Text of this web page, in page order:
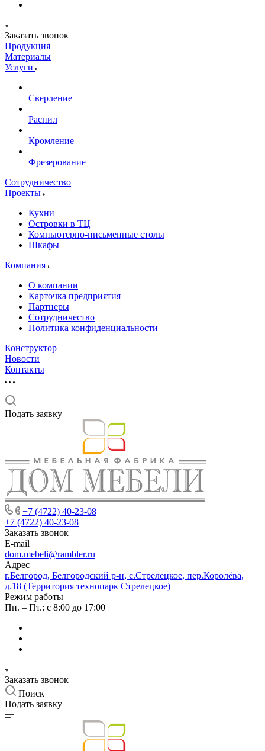
Заказать звонок
Продукция
Материалы
Услуги
Сверление
Распил
Кромление
Фрезерование
Сотрудничество
Проекты
Кухни
Островки в ТЦ
Компьютерно-письменные столы
Шкафы
Компания
О компании
Карточка предприятия
Партнеры
Сотрудничество
Политика конфиденциальности
Конструктор
Новости
Контакты
Подать заявку
+7 (4722) 40-23-08
+7 (4722) 40-23-08
Заказать звонок
E-mail
dom.mebeli@rambler.ru
Адрес
г.Белгород, Белгородский р-н, с.Стрелецкое, пер.Королёва,
д.18 (Территория технопарк Стрелецкое)
Режим работы
Пн. – Пт.: с 8:00 до 17:00
Заказать звонок
Поиск
Подать заявку